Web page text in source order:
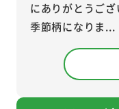
にありがとうご
季節柄になりま...